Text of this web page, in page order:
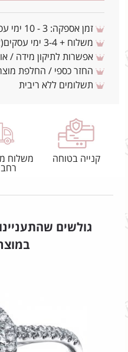
זמן אספקה: 3 - 10 ימי עסקים מאישור העסקה
משלוח + 3-4 ימי עסקים(צריכים לפני ? צרו איתנו קשר)
אפשרות לתיקון מידה /
החזר כספי / החלפת מוצר עד
תשלומים ללא ריבית
קנייה בטוחה
משלוח
גולשים